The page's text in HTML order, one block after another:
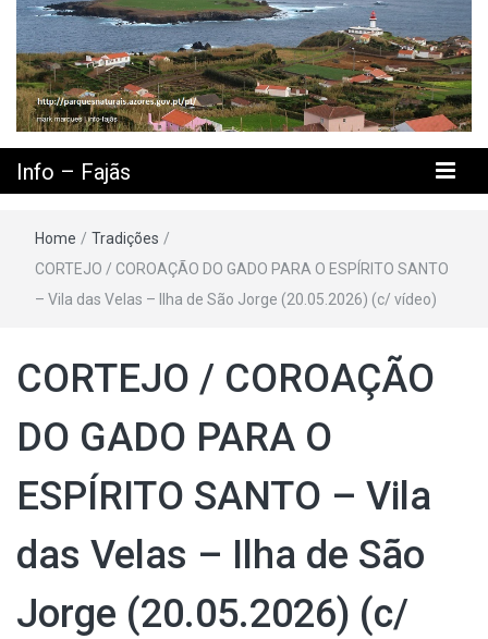
Info – Fajãs
Home / Tradições /
CORTEJO / COROAÇÃO DO GADO PARA O ESPÍRITO SANTO
– Vila das Velas – Ilha de São Jorge (20.05.2026) (c/ vídeo)
CORTEJO / COROAÇÃO
DO GADO PARA O
ESPÍRITO SANTO – Vila
das Velas – Ilha de São
Jorge (20.05.2026) (c/